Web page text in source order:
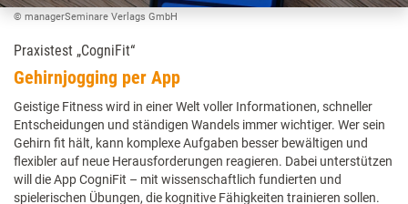
© managerSeminare Verlags GmbH
Praxistest „CogniFit“
Gehirnjogging per App
Geistige Fitness wird in einer Welt voller Informationen, schneller
Entscheidungen und ständigen Wandels immer wichtiger. Wer sein
Gehirn fit hält, kann komplexe Aufgaben besser bewältigen und
flexibler auf neue Herausforderungen reagieren. Dabei unterstützen
will die App CogniFit – mit wissenschaftlich fundierten und
spielerischen Übungen, die kognitive Fähigkeiten trainieren sollen.